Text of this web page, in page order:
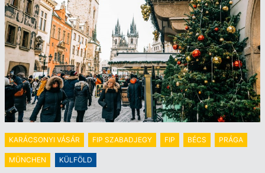
KARÁCSONYI VÁSÁR FIP SZABADJEGY FIP BÉCS PRÁGA
MÜNCHEN KÜLFÖLD